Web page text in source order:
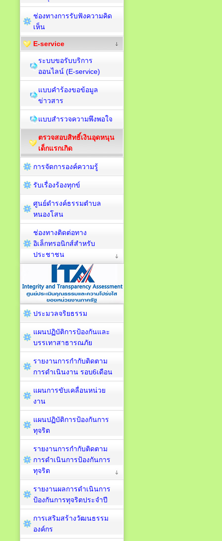
ช่องทางการรับฟังความคิด
เห็น
E-service
ระบบขอรับบริการ
ออนไลน์ (E-service)
แบบคำร้องขอข้อมูล
ข่าวสาร
แบบสำรวจความพึงพอใจ
ตรวจสอบสิทธิ์เงินอุดหนุน
เด็กแรกเกิด
การจัดการองค์ความรู้
รับเรื่องร้องทุกข์
ศูนย์ดำรงค์ธรรมตำบล
หนองโสน
ช่องทางติดต่อทาง
อิเล็กทรอนิกส์สำหรับ
ประชาชน
ประมวลจริยธรรม
แผนปฏิบัติการป้องกันและ
บรรเทาสาธารณภัย
รายงานการกำกับติดตาม
การดำเนินงาน รอบ6เดือน
แผนการขับเคลื่อนหน่วย
งาน
แผนปฏิบัติการป้องกันการ
ทุจริต
รายงานการกำกับติดตาม
การดำเนินการป้องกันการ
ทุจริต
รายงานผลการดำเนินการ
ป้องกันการทุจริตประจำปี
การเสริมสร้างวัฒนธรรม
องค์กร